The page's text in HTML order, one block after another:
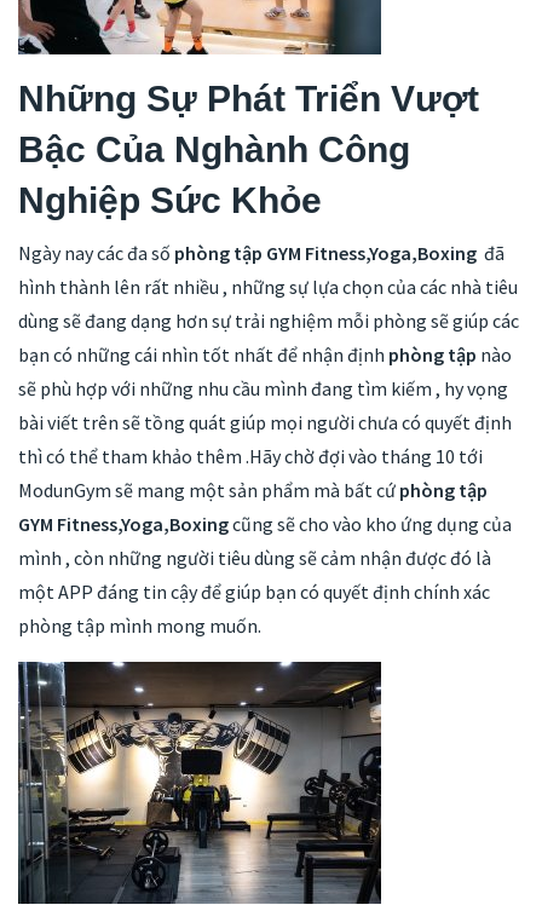
Những Sự Phát Triển Vượt
Bậc Của Nghành Công
Nghiệp Sức Khỏe
Ngày nay các đa số phòng tập GYM Fitness,Yoga,Boxing đã
hình thành lên rất nhiều , những sự lựa chọn của các nhà tiêu
dùng sẽ đang dạng hơn sự trải nghiệm mỗi phòng sẽ giúp các
bạn có những cái nhìn tốt nhất để nhận định phòng tập nào
sẽ phù hợp với những nhu cầu mình đang tìm kiếm , hy vọng
bài viết trên sẽ tồng quát giúp mọi người chưa có quyết định
thì có thể tham khảo thêm .Hãy chờ đợi vào tháng 10 tới
ModunGym sẽ mang một sản phẩm mà bất cứ phòng tập
GYM Fitness,Yoga,Boxingcũng sẽ cho vào kho ứng dụng của
mình , còn những người tiêu dùng sẽ cảm nhận được đó là
một APP đáng tin cậy để giúp bạn có quyết định chính xác
phòng tập mình mong muốn.